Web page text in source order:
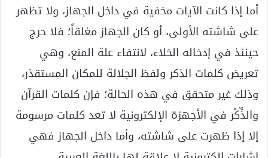
أما إذا كانت الآيات مخفية في داخل الجهاز، ولا تظهر
على شاشته الأولى، أو كان الجهاز مغلقاً؛ فلا حرج
حينئذ في إدخاله الخلاء، لانتفاء علة المنع، وهي
تعريض كلمات الذكر ولفظ الجلالة للمكان المستقذر،
وذلك غير متحقق في هذه الحالة؛ فإن كلمات القرآن
والذِّكْر في الأجهزة الإلكترونية لا تعد كلمات مرسومة
إلا إذا ظهرت على شاشته، وأما داخل الجهاز فهي